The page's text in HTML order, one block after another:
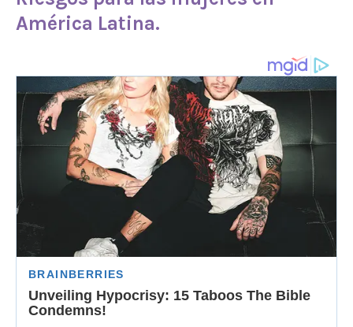
América Latina.